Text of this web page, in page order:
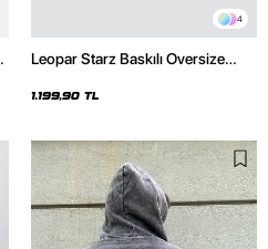
4
Leopar Starz Baskılı Oversize
1.199,90 TL